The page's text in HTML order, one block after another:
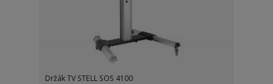
Držák TV STELL SOS 4100